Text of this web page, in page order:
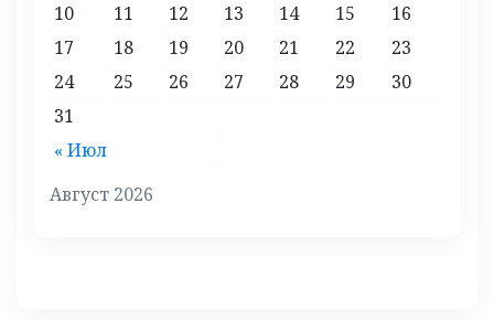
Август 2026
« Июл
10
11 12 13 14 15
16
17
18 19 20 21 22
23
24
25 26 27 28 29
30
31